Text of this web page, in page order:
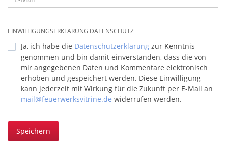
EINWILLIGUNGSERKLÄRUNG DATENSCHUTZ
Ja, ich habe die Datenschutzerklärung zur Kenntnis
genommen und bin damit einverstanden, dass die von
mir angegebenen Daten und Kommentare elektronisch
erhoben und gespeichert werden. Diese Einwilligung
kann jederzeit mit Wirkung für die Zukunft per E-Mail an
mail@feuerwerksvitrine.de widerrufen werden.
Speichern